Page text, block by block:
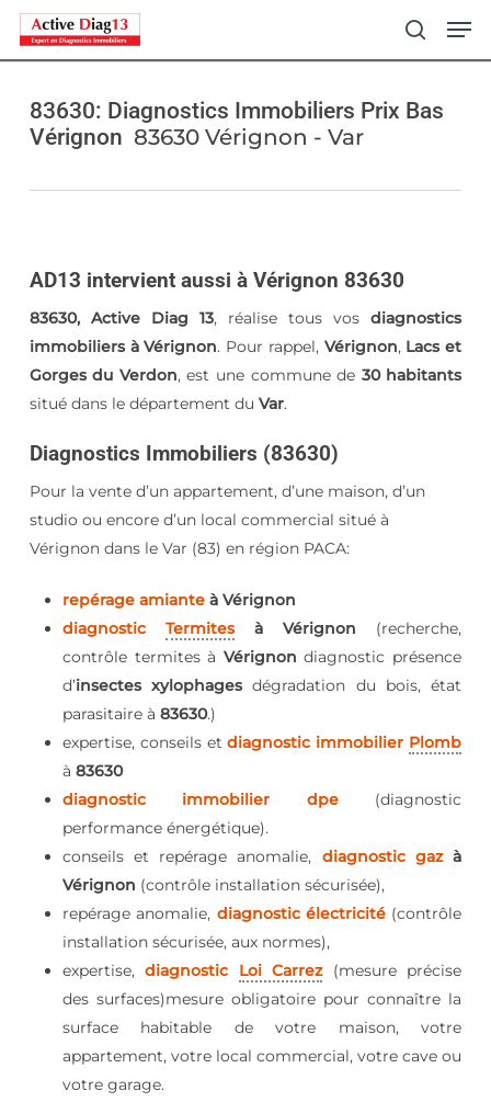
Skip
content83630: Diagnostics Immobiliers Prix Bas
Vérignon 83630 Vérignon - Var
AD13 intervient aussi à Vérignon 83630
83630, Active Diag 13, réalise tous vosdiagnostics
immobiliers à Vérignon. Pour rappel, Vérignon, Lacs et
Gorges du Verdon, est une commune de 30 habitants
situé dans le département du Var.
Diagnostics Immobiliers (83630)
Pour la vente d’un appartement, d’une maison, d’un
studio ou encore d’un local commercial situé à
Vérignon dans le Var (83) en région PACA:
repérage amianteà Vérignon
diagnostic Termitesà Vérignon (recherche,
contrôle termites à Vérignondiagnostic présence
d’insectes xylophagesdégradation du bois, état
parasitaire à 83630.)
expertise, conseils etdiagnostic immobilier Plomb
à 83630
diagnostic immobilier dpe(diagnostic
performance énergétique).
conseils et repérage anomalie, diagnostic gazà
Vérignon (contrôle installation sécurisée),
repérage anomalie, diagnostic électricité (contrôle
installation sécurisée, aux normes),
expertise,diagnostic Loi Carrez (mesure précise
des surfaces)mesure obligatoire pour connaître la
surface habitable de votre maison, votre
appartement, votre local commercial, votre cave ou
votre garage.